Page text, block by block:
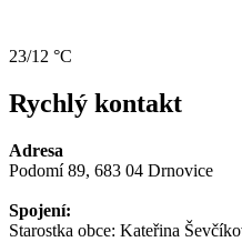
23/12 °C
Rychlý kontakt
Adresa
Podomí 89, 683 04 Drnovice
Spojení:
Starostka obce: Kateřina